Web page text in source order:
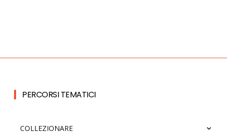
PERCORSI TEMATICI
COLLEZIONARE